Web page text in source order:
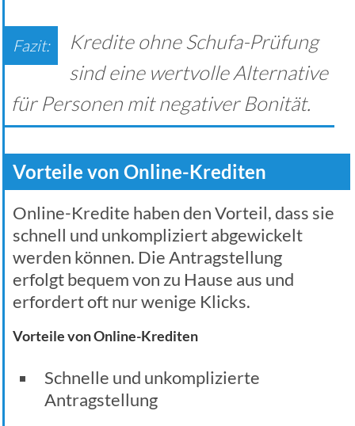
Kredite ohne Schufa-Prüfung
sind eine wertvolle Alternative
für Personen mit negativer Bonität.
Vorteile von Online-Krediten
Online-Kredite haben den Vorteil, dass sie
schnell und unkompliziert abgewickelt
werden können. Die Antragstellung
erfolgt bequem von zu Hause aus und
erfordert oft nur wenige Klicks.
Vorteile von Online-Krediten
Schnelle und unkomplizierte
Antragstellung